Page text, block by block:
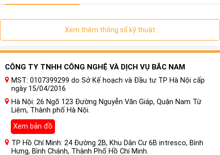
Kích thước phẳng – âm trầm sâu
Với loa siêu trầm HELIX IK Snông, việc hiện thực hóa các
Xem thêm thông số kỹ thuật
CÔNG TY TNHH CÔNG NGHỆ VÀ DỊCH VỤ BẮC NAM
MST: 0107399299 do Sở Kế hoạch và Đầu tư TP Hà Nội cấp
ngày 15/04/2016
Hà Nội: 26 Ngõ 123 Đường Nguyễn Văn Giáp, Quận Nam Từ
Liêm, Thành phố Hà Nội.
Xem bản đồ
TP Hồ Chí Minh: 24 Đường 2B, Khu Dân Cư 6B intresco, Bình
Hưng, Bình Chánh, Thành Phố Hồ Chí Minh.